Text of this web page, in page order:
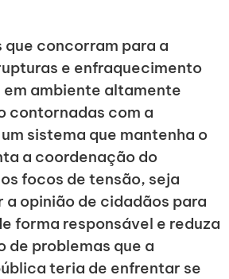
que concorram para a
e enfraquecimento
ambiente altamente
contornadas com a
sistema que mantenha o
a coordenação do
focos de tensão, seja
a opinião de cidadãos para
forma responsável e reduza
de problemas que a
teria de enfrentar se